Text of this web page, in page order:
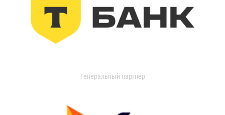
Генеральный партнер